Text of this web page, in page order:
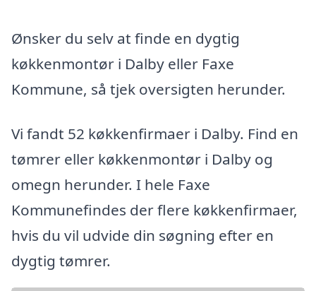
Ønsker du selv at finde en dygtig
køkkenmontør i Dalby eller Faxe
Kommune, så tjek oversigten herunder.
Vi fandt 52 køkkenfirmaer i Dalby. Find en
tømrer eller køkkenmontør i Dalby og
omegn herunder. I hele Faxe
Kommunefindes der flere køkkenfirmaer,
hvis du vil udvide din søgning efter en
dygtig tømrer.